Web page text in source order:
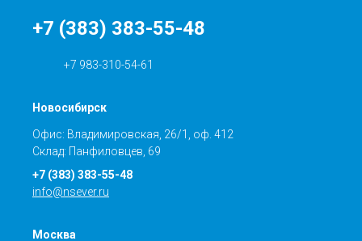
+7 (383) 383-55-48
+7 983-310-54-61
Новосибирск
Офис: Владимировская, 26/1, оф. 412
Склад: Панфиловцев, 69
+7 (383) 383-55-48
info@nsever.ru
Москва